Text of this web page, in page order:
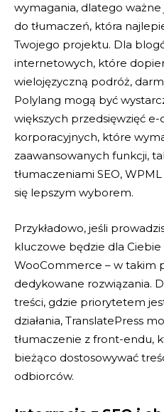
wymagania, dlatego
do tłumaczeń, która
Twojego projektu. Dla
internetowych, które
wielojęzyczną podróż,
Polylang mogą być
większych przedsięwzięć
korporacyjnych, które
zaawansowanych funkcji,
tłumaczeniami SEO,
się lepszym wyborem.
Przykładowo, jeśli
kluczowe będzie dla
WooCommerce – w takim
dedykowane rozwiązania.
treści, gdzie priorytetem
działania, TranslatePress
tłumaczenie z front-endu,
bieżąco dostosowywać
odbiorców.